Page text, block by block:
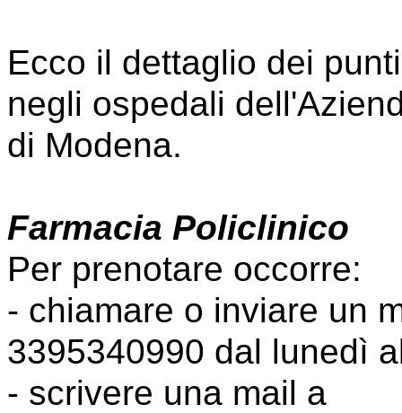
Ecco il dettaglio dei
negli ospedali
di Modena.
Farmacia Policlinico
Per prenotare occorre:
- chiamare o inviare un
3395340990 dal lunedì
- scrivere una mail a